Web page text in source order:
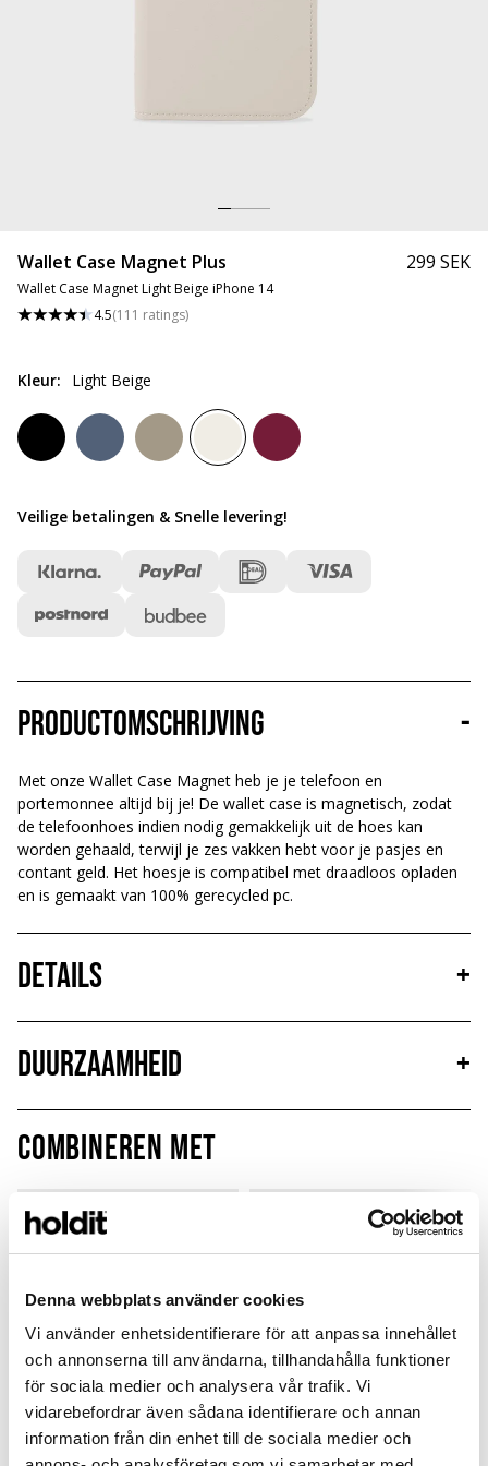
Denna webbplats använder cookies
Vi använder enhetsidentifierare för att anpassa innehållet
och annonserna till användarna, tillhandahålla funktioner
för sociala medier och analysera vår trafik. Vi
vidarebefordrar även sådana identifierare och annan
information från din enhet till de sociala medier och
Wallet Case Magnet Plus
Wallet Case Magnet Light Beige iPhone 14
4.5(111 ratings)
299 SEK
Kleur: Light Beige
Veilige betalingen & Snelle levering!
Productomschrijving -
Met onze Wallet Case Magnet heb je je telefoon en
portemonnee altijd bij je! De wallet case is magnetisch, zodat
de telefoonhoes indien nodig gemakkelijk uit de hoes kan
worden gehaald, terwijl je zes vakken hebt voor je pasjes en
contant geld. Het hoesje is compatibel met draadloos opladen
en is gemaakt van 100% gerecycled pc.
Details +
Duurzaamheid
+
Combineren met
MagSafe Fit